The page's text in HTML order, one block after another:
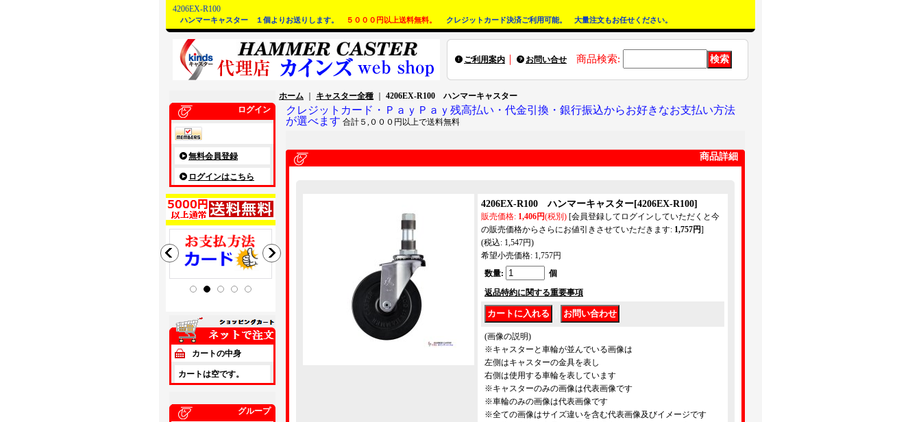
4206EX-R100
ハンマーキャスター １個よりお送りします。 ５０００円以上送料無料。 クレジットカード決済ご利用可能。 大量注文もお任せください。
ご利用案内 ｜ お問い合せ 商品検索:
ログイン
無料会員登録
ログインはこちら
カートの中身
カートは空です。
グループ
ホーム キャスター全種 4206EX-R100 ハンマーキャスター
クレジットカード・ＰａｙＰａｙ残高払い・代金引換・銀行振込からお好きなお支払い方法
が選べます 合計５,０００円以上で送料無料
商品詳細
4206EX-R100 ハンマーキャスター[4206EX-R100]
販売価格: 1,406円(税別) [会員登録してログインしていただくと今
の販売価格からさらにお値引きさせていただきます: 1,757円]
(税込: 1,547円)
希望小売価格: 1,757円
数量:
個
返品特約に関する重要事項
(画像の説明)
※キャスターと車輪が並んでいる画像は
左側はキャスターの金具を表し
右側は使用する車輪を表しています
※キャスターのみの画像は代表画像です
※車輪のみの画像は代表画像です
※全ての画像はサイズ違いを含む代表画像及びイメージです